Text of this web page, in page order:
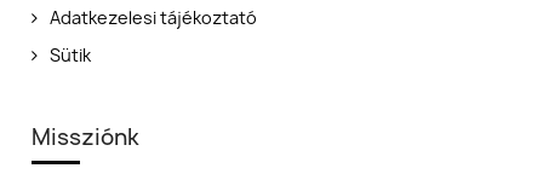
Adatkezelesi tájékoztató
Sütik
Missziónk